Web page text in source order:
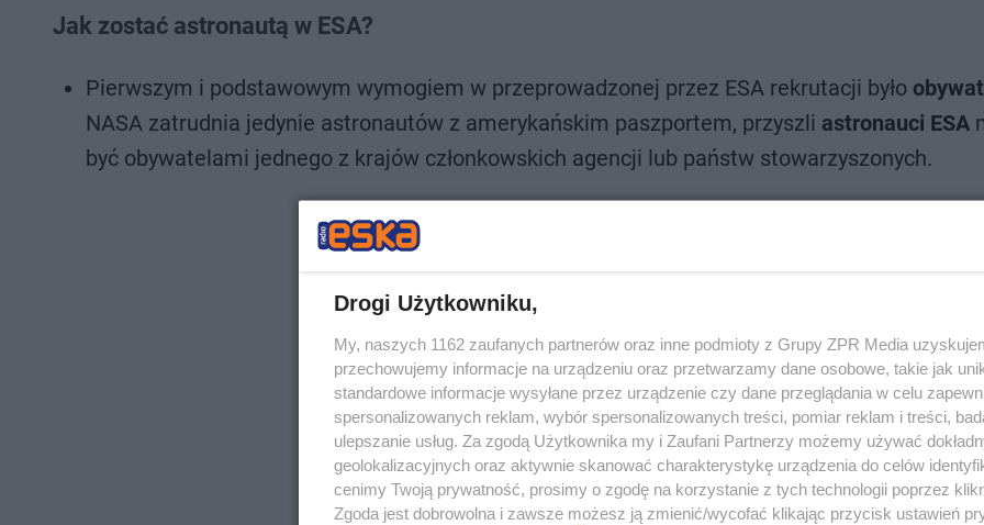
Jak zostać astronautą w ESA?
Pierwszym i podstawowym wymogiem w przeprowadzonej przez ESA rekrutacji było
NASA zatrudnia jedynie astronautów z amerykańskim paszportem, przyszli astronauci ESA
być obywatelami jednego z krajów członkowskich agencji lub państw stowarzyszonych.
Drogi Użytkowniku,
My, naszych 1162 zaufanych partnerów oraz inne podmioty z Grupy ZPR Media
przechowujemy informacje na urządzeniu oraz przetwarzamy dane osobowe, takie jak
standardowe informacje wysyłane przez urządzenie czy dane przeglądania w celu
spersonalizowanych reklam, wybór spersonalizowanych treści, pomiar reklam i treści,
ulepszanie usług. Za zgodą Użytkownika my i Zaufani Partnerzy możemy używać
geolokalizacyjnych oraz aktywnie skanować charakterystykę urządzenia do celów
cenimy Twoją prywatność, prosimy o zgodę na korzystanie z tych technologii poprzez
Zgoda jest dobrowolna i zawsze możesz ją zmienić/wycofać klikając przycisk ustawień